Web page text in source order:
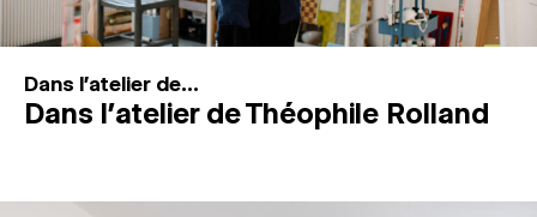
Dans l'atelier de...
Dans l’atelier de Théophile Rolland